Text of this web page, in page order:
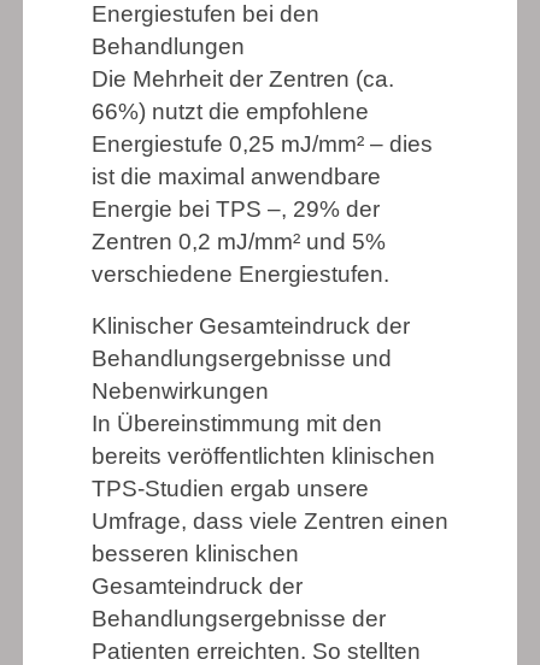
Energiestufen bei den
Behandlungen
Die Mehrheit der Zentren (ca.
66%) nutzt die empfohlene
Energiestufe 0,25 mJ/mm² – dies
ist die maximal anwendbare
Energie bei TPS –, 29% der
Zentren 0,2 mJ/mm² und 5%
verschiedene Energiestufen.
Klinischer Gesamteindruck der
Behandlungsergebnisse und
Nebenwirkungen
In Übereinstimmung mit den
bereits veröffentlichten klinischen
TPS-Studien ergab unsere
Umfrage, dass viele Zentren einen
besseren klinischen
Gesamteindruck der
Behandlungsergebnisse der
Patienten erreichten. So stellten